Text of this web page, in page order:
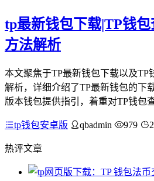
tp最新钱包下载|TP钱
方法解析
本文聚焦于TP最新钱包下载以及TP
解析，详细介绍了TP最新钱包的下
版本钱包提供指引，着重对TP钱包
tp钱包安卓版 qbadmin 979
热评文章